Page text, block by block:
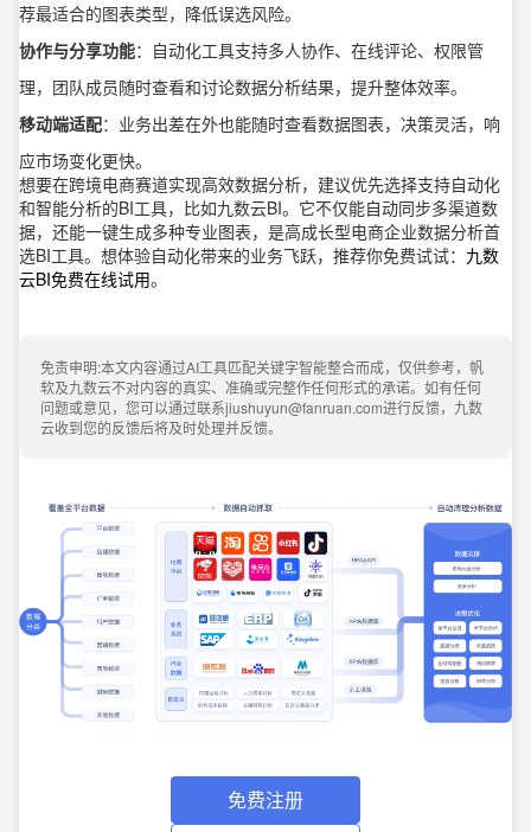
荐最适合的图表类型，降低误选风险。
协作与分享功能：自动化工具支持多人协作、在线评论、权限管
理，团队成员随时查看和讨论数据分析结果，提升整体效率。
移动端适配：业务出差在外也能随时查看数据图表，决策灵活，响
应市场变化更快。
想要在跨境电商赛道实现高效数据分析，建议优先选择支持自动化
和智能分析的BI工具，比如九数云BI。它不仅能自动同步多渠道数
据，还能一键生成多种专业图表，是高成长型电商企业数据分析首
选BI工具。想体验自动化带来的业务飞跃，推荐你免费试试： 九数
云BI免费在线试用。
免责申明:本文内容通过AI工具匹配关键字智能整合而成，仅供参考，帆
软及九数云不对内容的真实、准确或完整作任何形式的承诺。如有任何
问题或意见，您可以通过联系jiushuyun@fanruan.com进行反馈，九数
云收到您的反馈后将及时处理并反馈。
免费注册